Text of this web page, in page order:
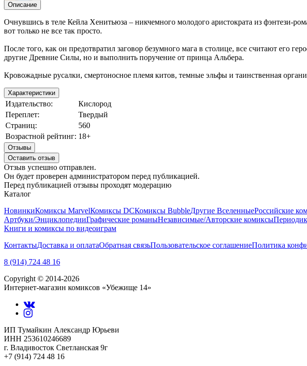
Описание
Очнувшись в теле Кейла Хенитьюза – никчемного молодого аристократа из фэнтези-
вот только не все так просто.
После того, как он предотвратил заговор безумного мага в столице, все считают его
другие Древние Силы, но и выполнить поручение от принца Альбера.
Кровожадные русалки, смертоносное племя китов, темные эльфы и таинственная
Характеристики
Издательство:
Кислород
Переплет:
Твердый
Страниц:
560
Возрастной рейтинг: 18+
Отзывы
Оставить отзыв
Отзыв успешно отправлен.
Он будет проверен администратором перед публикацией.
Перед публикацией отзывы проходят модерацию
Каталог
НовинкиКомиксы MarvelКомиксы DCКомиксы BubbleДругие ВселенныеРоссийские
Артбуки/ЭнциклопедииГрафические романыНезависимые/Авторские комиксы
Книги и комиксы по видеоиграм
КонтактыДоставка и оплатаОбратная связьПользовательское соглашениеПолитика
8 (914) 724 48 16
Copyright © 2014-2026
Интернет-магазин комиксов «Убежище 14»
ИП Тумайкин Александр Юрьеви
ИНН 253610246689
г. Владивосток Светланская 9г
+7 (914) 724 48 16